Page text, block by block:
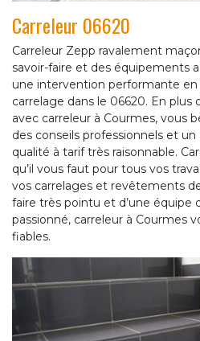
Carreleur 06620
Carreleur Zepp ravalement
savoir-faire et des équipements
une intervention performante
carrelage dans le 06620. En plus
avec carreleur à Courmes, vous
des conseils professionnels et
qualité à tarif très raisonnable.
qu’il vous faut pour tous vos
vos carrelages et revêtements
faire très pointu et d’une équipe
passionné, carreleur à Courmes
fiables.